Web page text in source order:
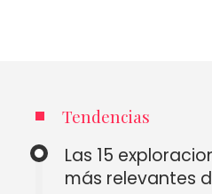
Tendencias
Las 15
más relevantes